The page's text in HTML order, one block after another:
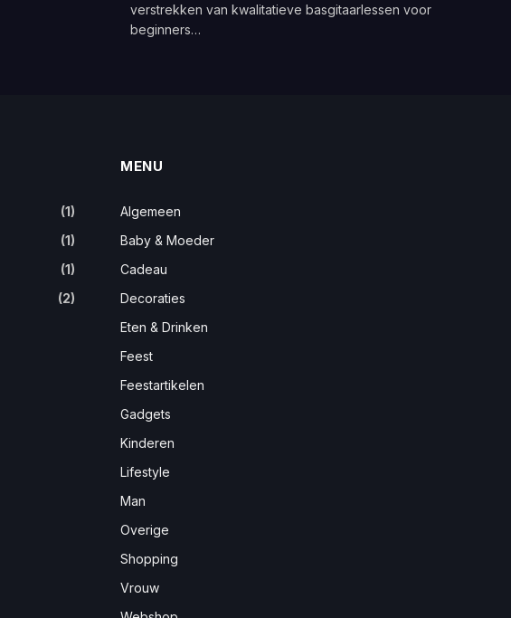
verstrekken van kwalitatieve basgitaarlessen voor
beginners…
(1)
(1)
(1)
(2)
MENU
Algemeen
Baby & Moeder
Cadeau
Decoraties
Eten & Drinken
Feest
Feestartikelen
Gadgets
Kinderen
Lifestyle
Man
Overige
Shopping
Vrouw